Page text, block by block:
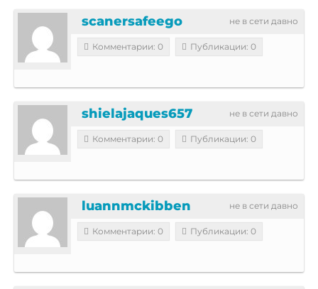
не в сети давно
scanersafeego
Комментарии: 0 Публикации: 0
не в сети давно
shielajaques657
Комментарии: 0 Публикации: 0
не в сети давно
luannmckibben
Комментарии: 0 Публикации: 0